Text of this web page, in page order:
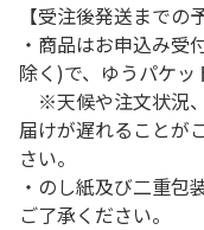
【受注後発送までの
・商品はお申込み受
除く)で、ゆうパケッ
※天候や注文状況
届けが遅れることが
さい。
・のし紙及び二重包
ご了承ください。